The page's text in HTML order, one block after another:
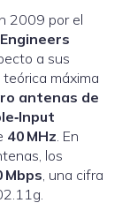
2009 por el
a sus
máxima
antenas de
40 MHz. En
los
Mbps, una cifra